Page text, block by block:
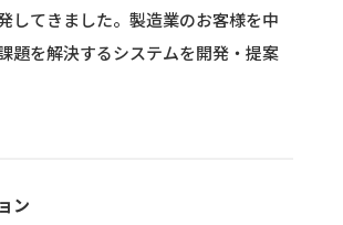
してきました。 製造業のお客様を中
題を解決するシステムを開発・提案
ン